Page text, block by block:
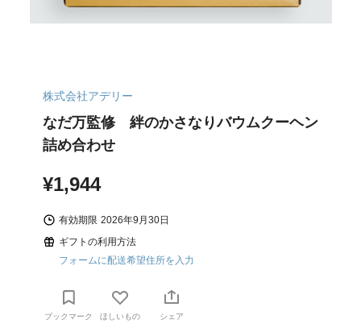
株式会社アデリー
なだ万監修 絆のかさなりバウムクーヘン
詰め合わせ
¥1,944
有効期限 2026年9月30日
ギフトの利用方法
フォームに配送希望住所を入力
ブックマーク ほしいもの シェア